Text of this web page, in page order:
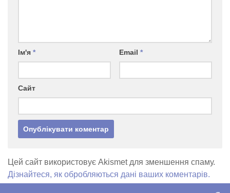
Ім'я * Email *
Сайт
Цей сайт використовує Akismet для зменшення спаму.
Дізнайтеся, як обробляються дані ваших коментарів.